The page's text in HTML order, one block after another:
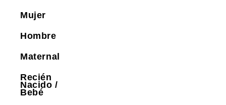
Mujer
Hombre
Maternal
Recién
Nacido /
Bebé